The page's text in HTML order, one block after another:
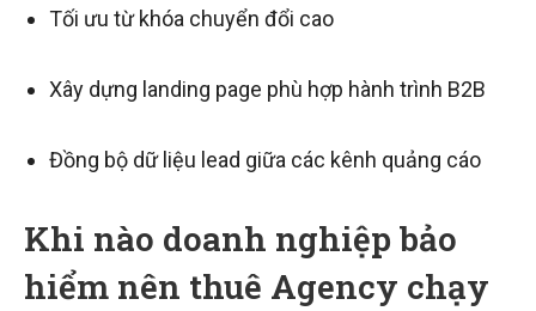
Tối ưu từ khóa chuyển đổi cao
Xây dựng landing page phù hợp hành trình B2B
Đồng bộ dữ liệu lead giữa các kênh quảng cáo
Khi nào doanh nghiệp bảo
hiểm nên thuê Agency chạy